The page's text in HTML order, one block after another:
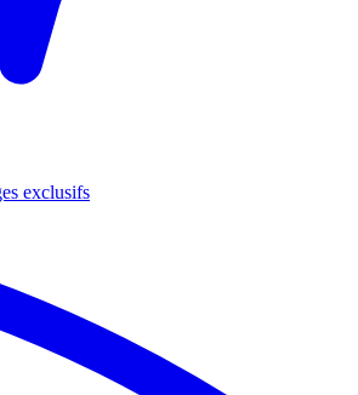
exclusifs